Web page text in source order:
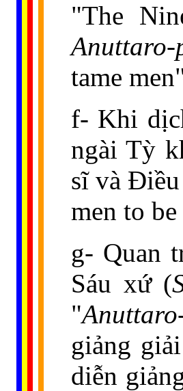
"The
tame
f- Khi
ngài Tỳ
sĩ và
men to
g- Quan
Sáu xứ (
"
giảng
diễn